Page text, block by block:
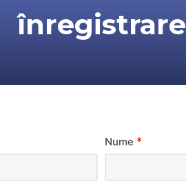
înregistrare
Nume *